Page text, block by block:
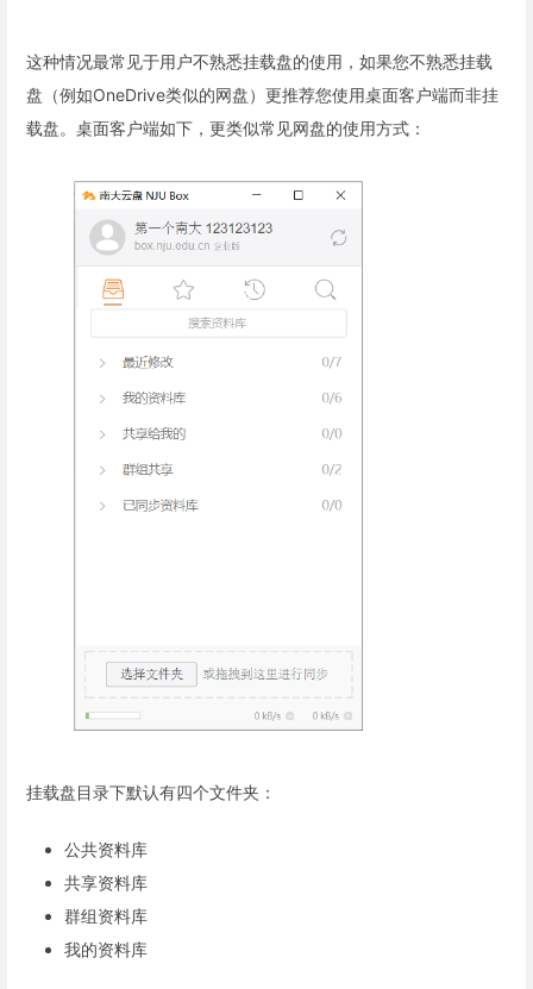
这种情况最常见于用户不熟悉挂载盘的使用，如果您不熟悉挂载
盘（例如OneDrive类似的网盘）更推荐您使用桌面客户端而非挂
载盘。桌面客户端如下，更类似常见网盘的使用方式：
挂载盘目录下默认有四个文件夹：
公共资料库
共享资料库
群组资料库
我的资料库